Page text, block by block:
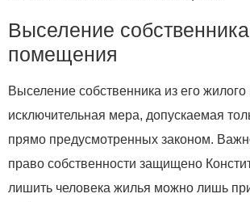
Выселение
помещения
Выселение собственника из его
исключительная мера, допускаемая
прямо предусмотренных законом.
право собственности защищено
лишить человека жилья можно лишь